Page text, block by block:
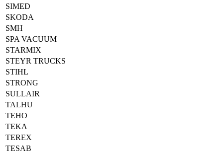
SIMED
SKODA
SMH
SPA VACUUM
STARMIX
STEYR TRUCKS
STIHL
STRONG
SULLAIR
TALHU
TEHO
TEKA
TEREX
TESAB